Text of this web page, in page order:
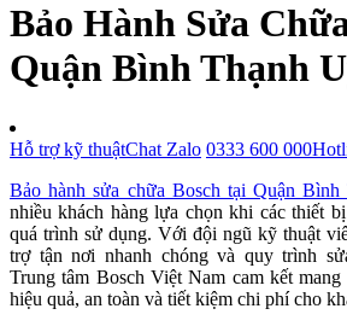
Bảo Hành Sửa
Quận Bình Thạnh
Hỗ trợ kỹ thuậtChat Zalo 0333 600 000
Bảo hành sửa chữa Bosch tại Quận Bình
nhiều khách hàng lựa chọn khi các thiết
quá trình sử dụng. Với đội ngũ kỹ thuật
trợ tận nơi nhanh chóng và quy trình
Trung tâm Bosch Việt Nam cam kết
hiệu quả, an toàn và tiết kiệm chi phí cho